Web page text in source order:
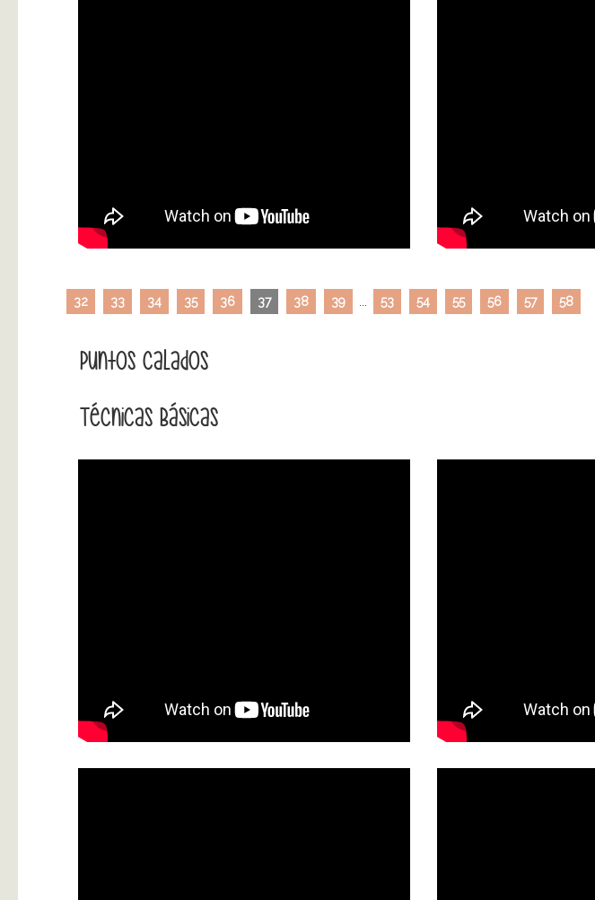
32 33 34 35 36 37 38 39 53 54 55 56 57 58
Puntos Calados
Técnicas Básicas